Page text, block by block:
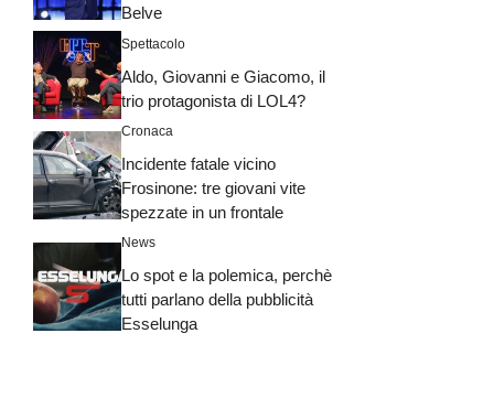
Belve
Spettacolo
Aldo, Giovanni e Giacomo, il
trio protagonista di LOL4?
Cronaca
Incidente fatale vicino
Frosinone: tre giovani vite
spezzate in un frontale
News
Lo spot e la polemica, perchè
tutti parlano della pubblicità
Esselunga